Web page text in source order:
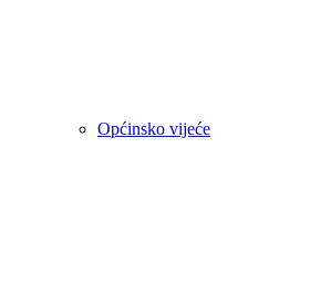
Općinsko vijeće